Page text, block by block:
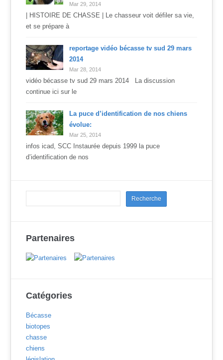
Mar 29, 2014
| HISTOIRE DE CHASSE | Le chasseur voit défiler sa vie,
et se prépare à
reportage vidéo bécasse tv sud 29 mars
2014
Mar 28, 2014
vidéo bécasse tv sud 29 mars 2014 La discussion
continue ici sur le
La puce d’identification de nos chiens
évolue:
Mar 25, 2014
infos icad, SCC Instaurée depuis 1999 la puce
d’identification de nos
Partenaires
Catégories
Bécasse
biotopes
chasse
chiens